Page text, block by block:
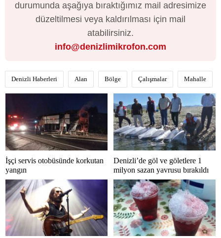
durumunda aşağıya bıraktığımız mail adresimize
düzeltilmesi veya kaldırılması için mail
atabilirsiniz.
info@denizlimikrofon.com
Denizli Haberleri Alan Bölge Çalışmalar Mahalle
İşçi servis otobüsünde korkutan
yangın
Denizli’de göl ve göletlere 1
milyon sazan yavrusu bırakıldı